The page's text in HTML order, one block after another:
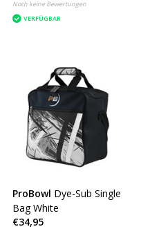
Noch keine Bewertungen
VERFÜGBAR
ProBowl Dye-Sub Single
Bag White
€34,95